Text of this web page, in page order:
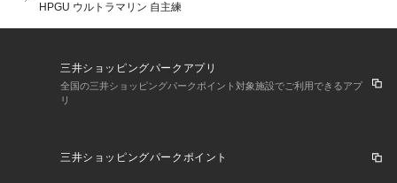
HPGU ウルトラマリン 自主練
三井ショッピングパークアプリ
全国の三井ショッピングパークポイント対象施設でご利用できるアプ
リ
三井ショッピングパークポイント